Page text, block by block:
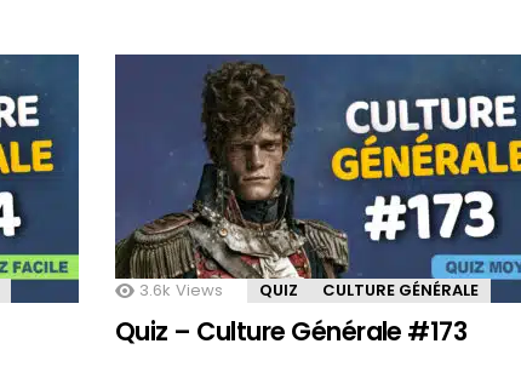
3.6k Views QUIZ CULTURE GÉNÉRALE
Quiz – Culture Générale #173